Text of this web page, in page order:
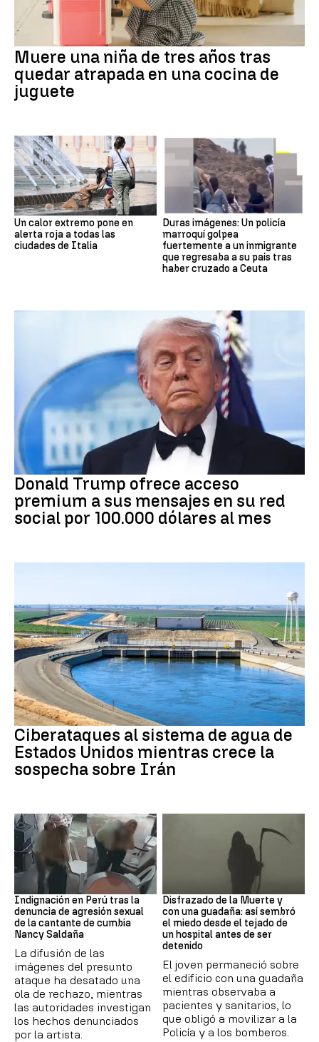
Muere una niña de tres años tras
quedar atrapada en una cocina de
juguete
Un calor extremo pone en
alerta roja a todas las
ciudades de Italia
Duras imágenes: Un policía
marroquí golpea
fuertemente a un inmigrante
que regresaba a su país tras
haber cruzado a Ceuta
DONALD TRUMP
Donald Trump ofrece acceso
premium a sus mensajes en su red
social por 100.000 dólares al mes
Guerra Irán
Ciberataques al sistema de agua de
Estados Unidos mientras crece la
sospecha sobre Irán
Indignación en Perú tras la
denuncia de agresión sexual
de la cantante de cumbia
Nancy Saldaña
La difusión de las
imágenes del presunto
ataque ha desatado una
ola de rechazo, mientras
las autoridades investigan
los hechos denunciados
por la artista.
Disfrazado de la Muerte y
con una guadaña: así sembró
el miedo desde el tejado de
un hospital antes de ser
detenido
El joven permaneció sobre
el edificio con una guadaña
mientras observaba a
pacientes y sanitarios, lo
que obligó a movilizar a la
Policía y a los bomberos.